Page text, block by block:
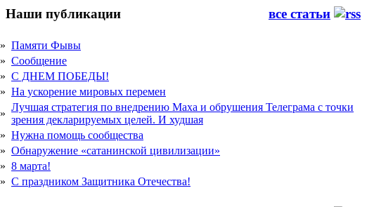
Наши публикации все статьи
» Памяти Фывы
» Сообщение
» С ДНЕМ ПОБЕДЫ!
» На ускорение мировых перемен
»
Лучшая стратегия по внедрению Маха и обрушения Телеграма с точки
зрения декларируемых целей. И худшая
» Нужна помощь сообщества
» Обнаружение «сатанинской цивилизации»
» 8 марта!
» С праздником Защитника Отечества!